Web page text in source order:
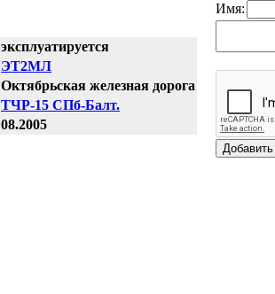
эксплуатируется
ЭТ2МЛ
Октябрьская железная дорога
ТЧР-15 СПб-Балт.
08.2005
Имя: